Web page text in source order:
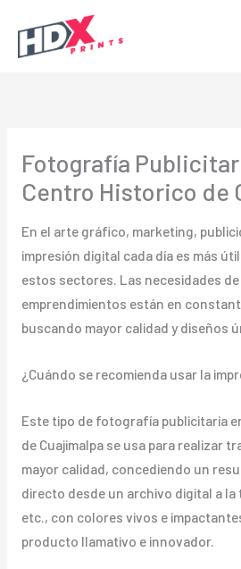
contenido
Fotografía
Centro Historico de
En el arte gráfico, marketing,
impresión digital cada día es más
estos sectores. Las necesidades
emprendimientos están en
buscando mayor calidad y diseños
¿Cuándo se recomienda usar la
Este tipo de fotografía publicitaria
de Cuajimalpa se usa para realizar
mayor calidad, concediendo un
directo desde un archivo digital a la
etc., con colores vivos e
producto llamativo e innovador.